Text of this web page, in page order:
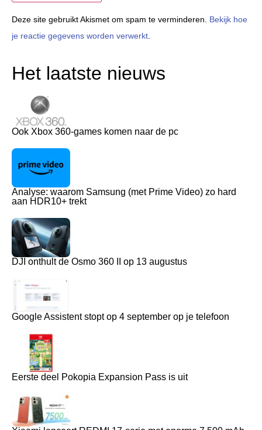
Deze site gebruikt Akismet om spam te verminderen. Bekijk hoe
je reactie gegevens worden verwerkt
Het laatste nieuws
Ook Xbox 360-games komen naar de pc
Analyse: waarom Samsung (met Prime Video) zo hard
aan HDR10+ trekt
DJI onthult de Osmo 360 II op 13 augustus
Google Assistent stopt op 4 september op je telefoon
Eerste deel Pokopia Expansion Pass is uit